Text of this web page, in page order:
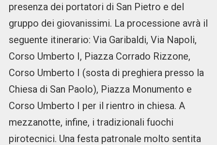
presenza dei portatori di San Pietro e del
gruppo dei giovanissimi. La processione avrà il
seguente itinerario: Via Garibaldi, Via Napoli,
Corso Umberto I, Piazza Corrado Rizzone,
Corso Umberto I (sosta di preghiera presso la
Chiesa di San Paolo), Piazza Monumento e
Corso Umberto I per il rientro in chiesa. A
mezzanotte, infine, i tradizionali fuochi
pirotecnici. Una festa patronale molto sentita